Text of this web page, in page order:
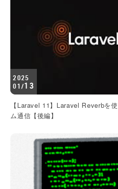
2025
01/13
【Laravel 11】Laravel Reverbを
ム通信【後編】